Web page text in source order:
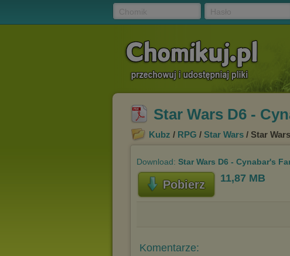
Star Wars D6 -
Kubz / RPG / Star Wars / Star
Download: Star Wars D6 - Cynabar's
Pobierz 11,87 MB
Komentarze: